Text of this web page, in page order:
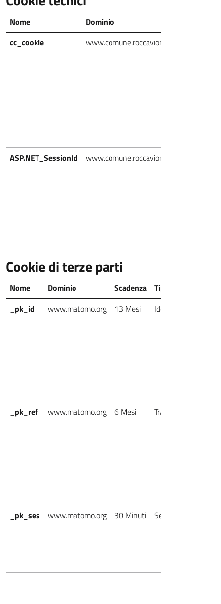
Nome Dominio
cc_cookie
www.comune.roccavione.cn.it
ASP.NET_SessionId www.comune.roccavione.cn.it
Cookie di terze parti
Nome Dominio Scadenza Tipo
_pk_id
www.matomo.org 13 Mesi Identificazione
_pk_ref www.matomo.org 6 Mesi Tracciamento
_pk_ses www.matomo.org 30 Minuti Sessione